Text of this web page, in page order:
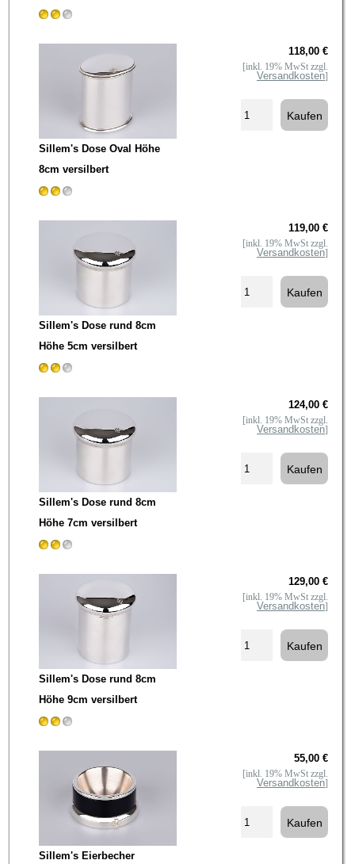
Sillem's Dose Oval Höhe
8cm versilbert
118,00 €
[inkl. 19% MwSt zzgl.
Versandkosten]
Sillem's Dose rund 8cm
Höhe 5cm versilbert
119,00 €
[inkl. 19% MwSt zzgl.
Versandkosten]
Sillem's Dose rund 8cm
Höhe 7cm versilbert
124,00 €
[inkl. 19% MwSt zzgl.
Versandkosten]
Sillem's Dose rund 8cm
Höhe 9cm versilbert
129,00 €
[inkl. 19% MwSt zzgl.
Versandkosten]
Sillem's Eierbecher
55,00 €
[inkl. 19% MwSt zzgl.
Versandkosten]